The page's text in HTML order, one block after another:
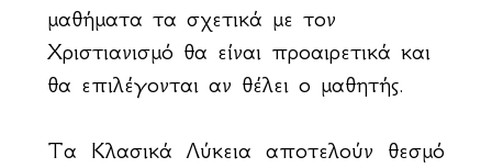
μαθήματα τα σχετικά με τον
Χριστιανισμό θα είναι προαιρετικά και
θα επιλέγονται αν θέλει ο μαθητής.
Τα Κλασικά Λύκεια αποτελούν θεσμό